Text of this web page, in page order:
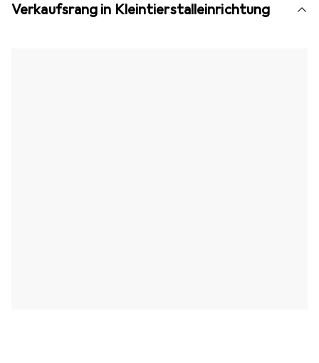
Verkaufsrang in Kleintierstalleinrichtung